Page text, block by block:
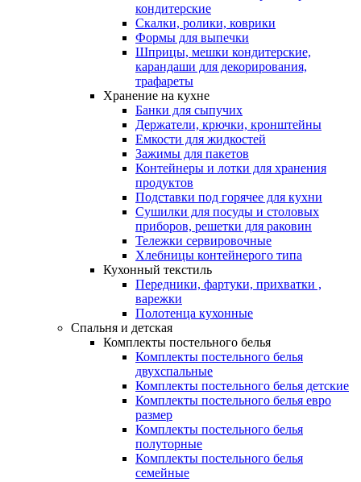
кондитерские
Скалки, ролики, коврики
Формы для выпечки
Шприцы, мешки кондитерские,
карандаши для декорирования,
трафареты
Хранение на кухне
Банки для сыпучих
Держатели, крючки, кронштейны
Емкости для жидкостей
Зажимы для пакетов
Контейнеры и лотки для хранения
продуктов
Подставки под горячее для кухни
Сушилки для посуды и столовых
приборов, решетки для раковин
Тележки сервировочные
Хлебницы контейнерого типа
Кухонный текстиль
Передники, фартуки, прихватки ,
варежки
Полотенца кухонные
Спальня и детская
Комплекты постельного белья
Комплекты постельного белья
двухспальные
Комплекты постельного белья детские
Комплекты постельного белья евро
размер
Комплекты постельного белья
полуторные
Комплекты постельного белья
семейные